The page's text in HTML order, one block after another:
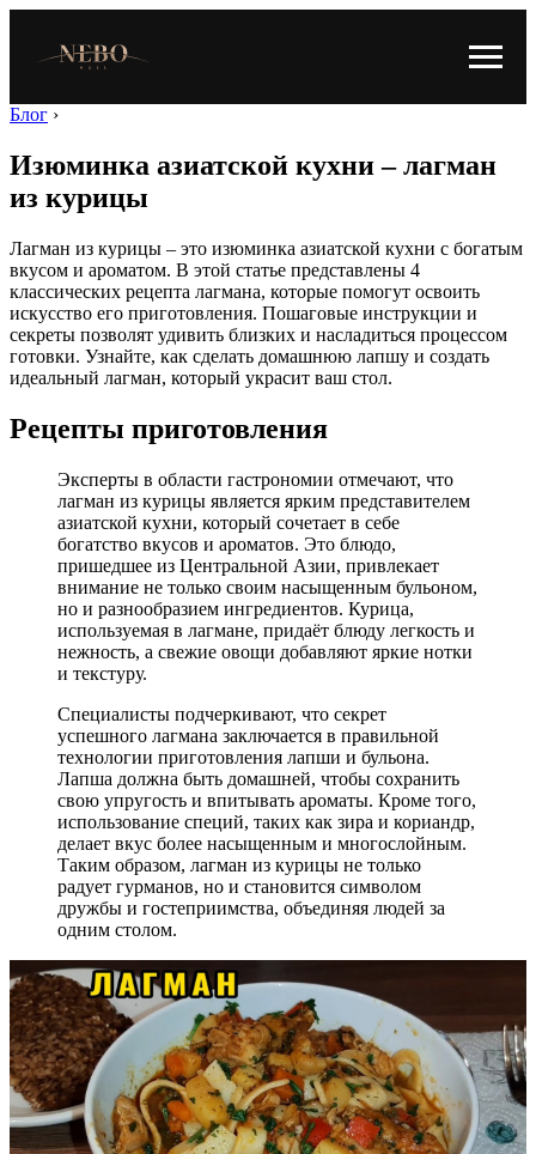
Блог ›
Изюминка азиатской кухни – лагман
из курицы
Лагман из курицы – это изюминка азиатской кухни с богатым
вкусом и ароматом. В этой статье представлены 4
классических рецепта лагмана, которые помогут освоить
искусство его приготовления. Пошаговые инструкции и
секреты позволят удивить близких и насладиться процессом
готовки. Узнайте, как сделать домашнюю лапшу и создать
идеальный лагман, который украсит ваш стол.
Рецепты приготовления
Эксперты в области гастрономии отмечают, что
лагман из курицы является ярким представителем
азиатской кухни, который сочетает в себе
богатство вкусов и ароматов. Это блюдо,
пришедшее из Центральной Азии, привлекает
внимание не только своим насыщенным бульоном,
но и разнообразием ингредиентов. Курица,
используемая в лагмане, придаёт блюду легкость и
нежность, а свежие овощи добавляют яркие нотки
и текстуру.
Специалисты подчеркивают, что секрет
успешного лагмана заключается в правильной
технологии приготовления лапши и бульона.
Лапша должна быть домашней, чтобы сохранить
свою упругость и впитывать ароматы. Кроме того,
использование специй, таких как зира и кориандр,
делает вкус более насыщенным и многослойным.
Таким образом, лагман из курицы не только
радует гурманов, но и становится символом
дружбы и гостеприимства, объединяя людей за
одним столом.